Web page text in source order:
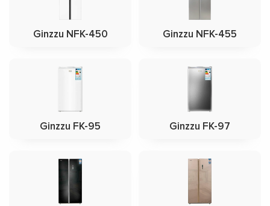
Ginzzu NFK-450 Ginzzu NFK-455
Ginzzu FK-95 Ginzzu FK-97